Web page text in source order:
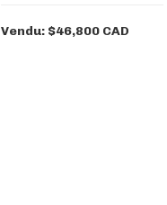
Vendu: $46,800 CAD